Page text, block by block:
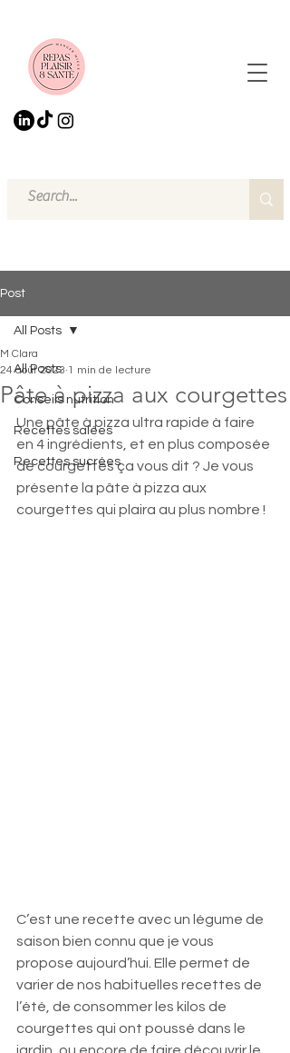
Post
All Posts
Conseils nutrition
Recettes salées
Recettes sucrées
All Posts
Pâte à pizza aux courgettes
M Clara
24 août 2023 1 min de lecture
Une pâte à pizza ultra rapide à faire
en 4 ingrédients, et en plus composée
de courgettes ça vous dit ? Je vous
présente la pâte à pizza aux
courgettes qui plaira au plus nombre !
C’est une recette avec un légume de
saison bien connu que je vous
propose aujourd’hui. Elle permet de
varier de nos habituelles recettes de
l’été, de consommer les kilos de
courgettes qui ont poussé dans le
jardin, ou encore de faire découvrir le